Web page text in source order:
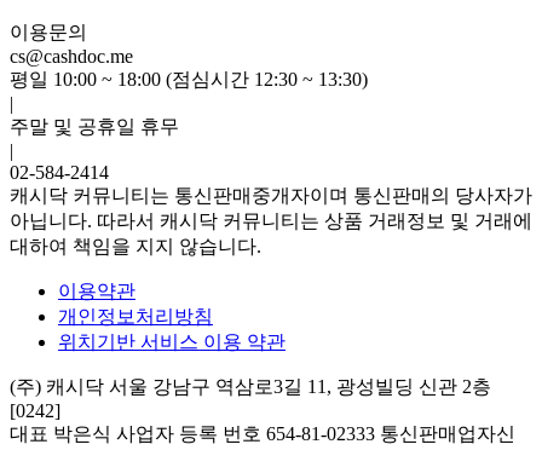
이용문의
cs@cashdoc.me
평일 10:00 ~ 18:00 (점심시간 12:30 ~ 13:30)
|
주말 및 공휴일 휴무
|
02-584-2414
캐시닥 커뮤니티는 통신판매중개자이며 통신판매의 당사자가
아닙니다. 따라서 캐시닥 커뮤니티는 상품 거래정보 및 거래에
대하여 책임을 지지 않습니다.
이용약관
개인정보처리방침
위치기반 서비스 이용 약관
(주) 캐시닥 서울 강남구 역삼로3길 11, 광성빌딩 신관 2층
[0242]
대표 박은식 사업자 등록 번호 654-81-02333 통신판매업자신